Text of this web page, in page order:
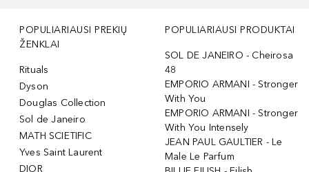
POPULIARIAUSI PREKIŲ
ŽENKLAI
Rituals
Dyson
Douglas Collection
Sol de Janeiro
MATH SCIETIFIC
Yves Saint Laurent
DIOR
POPULIARIAUSI PRODUKTAI
SOL DE JANEIRO - Cheirosa
48
EMPORIO ARMANI - Stronger
With You
EMPORIO ARMANI - Stronger
With You Intensely
JEAN PAUL GAULTIER - Le
Male Le Parfum